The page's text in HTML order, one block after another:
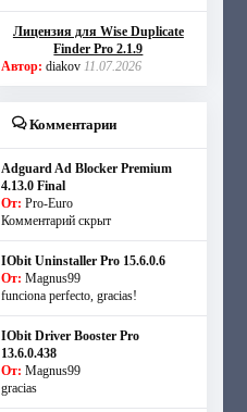
Лицензия для Wise Duplicate
Finder Pro 2.1.9
Автор: diakov 11.07.2026
Комментарии
Adguard Ad Blocker Premium
4.13.0 Final
От: Pro-Euro
Комментарий скрыт
IObit Uninstaller Pro 15.6.0.6
От: Magnus99
funciona perfecto, gracias!
IObit Driver Booster Pro
13.6.0.438
От: Magnus99
gracias